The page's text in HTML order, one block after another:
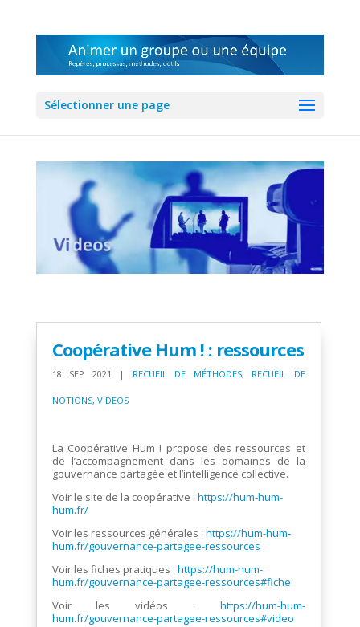
Sélectionner une page
Coopérative Hum ! : ressources
18 SEP 2021 | RECUEIL DE MÉTHODES, RECUEIL DE
NOTIONS, VIDEOS
La Coopérative Hum ! propose des ressources et
de l’accompagnement dans les domaines de la
gouvernance partagée et l’intelligence collective.
Voir le site de la coopérative : https://hum-hum-
hum.fr/
Voir les ressources générales : https://hum-hum-
hum.fr/gouvernance-partagee-ressources
Voir les fiches pratiques : https://hum-hum-
hum.fr/gouvernance-partagee-ressources#fiche
Voir les vidéos : https://hum-hum-
hum.fr/gouvernance-partagee-ressources#video